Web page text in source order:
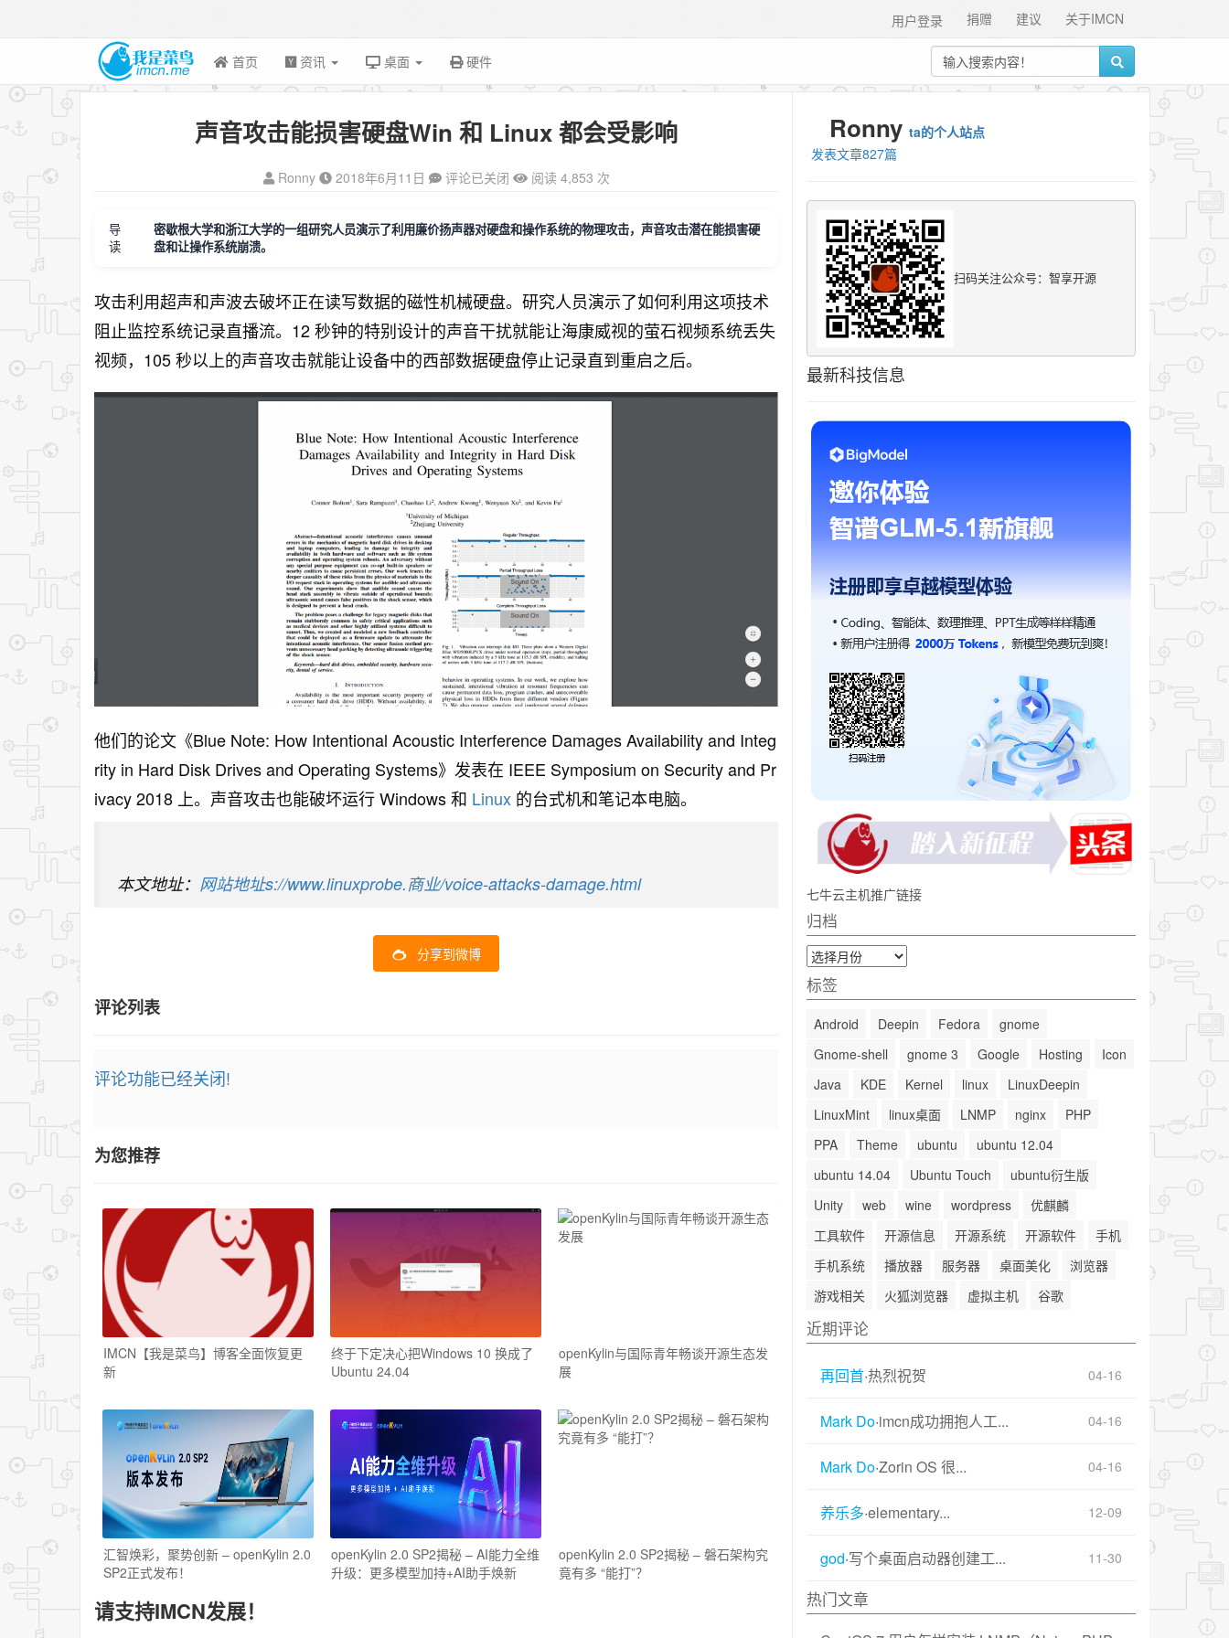
关于IMCN
建议
捐赠
用户登录
首页 资讯 桌面 硬件
声音攻击能损害硬盘Win 和 Linux 都会受影响
Ronny 2018年6月11日 评论已关闭 阅读 4,853 次
导
读
密歇根大学和浙江大学的一组研究人员演示了利用廉价扬声器对硬盘和操作系统的物理攻击，声音攻击潜在能损害硬
盘和让操作系统崩溃。
攻击利用超声和声波去破坏正在读写数据的磁性机械硬盘。研究人员演示了如何利用这项技术
阻止监控系统记录直播流。12 秒钟的特别设计的声音干扰就能让海康威视的萤石视频系统丢失
视频，105 秒以上的声音攻击就能让设备中的西部数据硬盘停止记录直到重启之后。
他们的论文《Blue Note: How Intentional Acoustic Interference Damages Availability and Integ
rity in Hard Disk Drives and Operating Systems》发表在 IEEE Symposium on Security and Pr
ivacy 2018 上。声音攻击也能破坏运行 Windows 和 Linux 的台式机和笔记本电脑。
本文地址： 网站地址s://www.linuxprobe.商业/voice-attacks-damage.html
分享到微博
评论列表
评论功能已经关闭!
为您推荐
IMCN【我是菜鸟】博客全面恢复更
新
终于下定决心把Windows 10 换成了
Ubuntu 24.04
openKylin与国际青年畅谈开源生态发
展
汇智焕彩，聚势创新 – openKylin 2.0
SP2正式发布！
openKylin 2.0 SP2揭秘 – AI能力全维
升级：更多模型加持+AI助手焕新
openKylin 2.0 SP2揭秘 – 磐石架构究
竟有多 “能打”？
请支持IMCN发展！
Ronny ta的个人站点
发表文章827篇
扫码关注公众号：智享开源
最新科技信息
七牛云主机推广链接
归档
归
档
标签
Android Deepin Fedora
gnome
Gnome-shell
gnome 3 Google Hosting
Icon
Java
KDE Kernel linux
LinuxDeepin
LinuxMint
linux桌面 LNMP nginx
PHP
PPA
Theme ubuntu
ubuntu 12.04
ubuntu 14.04
Ubuntu Touch
ubuntu衍生版
Unity
web wine wordpress
优麒麟
工具软件
开源信息 开源系统 开源软件
手机
手机系统
播放器 服务器 桌面美化
浏览器
游戏相关
火狐浏览器 虚拟主机 谷歌
近期评论
再回首·热烈祝贺 04-16
Mark Do·imcn成功拥抱人工... 04-16
Mark Do·Zorin OS 很... 04-16
养乐多·elementary... 12-09
god·写个桌面启动器创建工... 11-30
热门文章